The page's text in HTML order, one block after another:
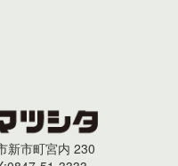
新市町宮内 230